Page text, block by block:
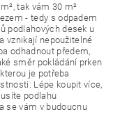
tak vám 30 m²
- tedy s odpadem
podlahových desek u
vznikají nepoužitelné
odhadnout předem,
směr pokládání prken
je potřeba
Lépe koupit více,
podlahu
se vám v budoucnu